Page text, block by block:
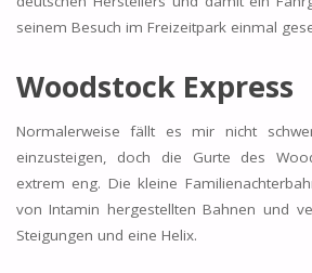
seinem Besuch im Freizeitpark einmal
Woodstock Express
Normalerweise fällt es mir nicht
einzusteigen, doch die Gurte des
extrem eng. Die kleine
von Intamin hergestellten Bahnen und
Steigungen und eine Helix.